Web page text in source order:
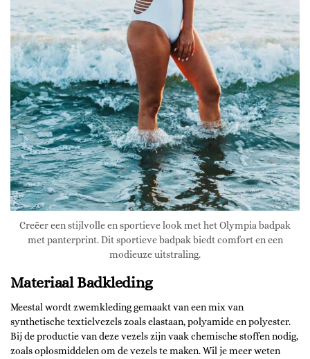
Creëer een stijlvolle en sportieve look met het Olympia badpak
met panterprint. Dit sportieve badpak biedt comfort en een
modieuze uitstraling.
Materiaal Badkleding
Meestal wordt zwemkleding gemaakt van een mix van
synthetische textielvezels zoals elastaan, polyamide en polyester.
Bij de productie van deze vezels zijn vaak chemische stoffen nodig,
zoals oplosmiddelen om de vezels te maken. Wil je meer weten